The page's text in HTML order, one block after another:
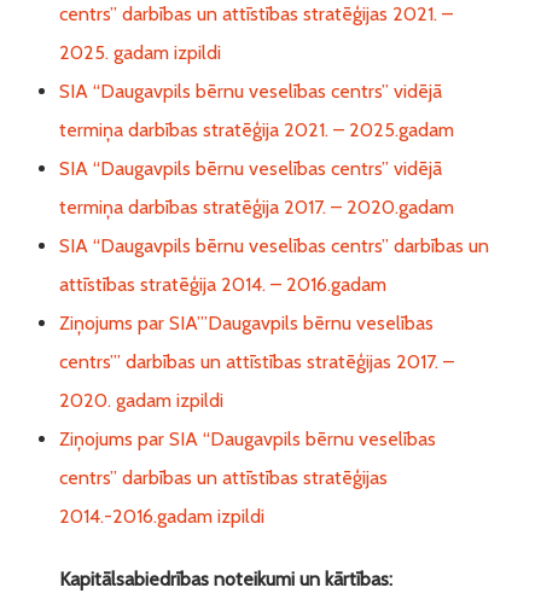
centrs’’ darbības un attīstības stratēģijas 2021. –
2025. gadam izpildi
SIA “Daugavpils bērnu veselības centrs” vidējā
termiņa darbības stratēģija 2021. – 2025.gadam
SIA “Daugavpils bērnu veselības centrs” vidējā
termiņa darbības stratēģija 2017. – 2020.gadam
SIA “Daugavpils bērnu veselības centrs” darbības un
attīstības stratēģija 2014. – 2016.gadam
Ziņojums par SIA’’’Daugavpils bērnu veselības
centrs’’’ darbības un attīstības stratēģijas 2017. –
2020. gadam izpildi
Ziņojums par SIA “Daugavpils bērnu veselības
centrs” darbības un attīstības stratēģijas
2014.-2016.gadam izpildi
Kapitālsabiedrības noteikumi un kārtības: